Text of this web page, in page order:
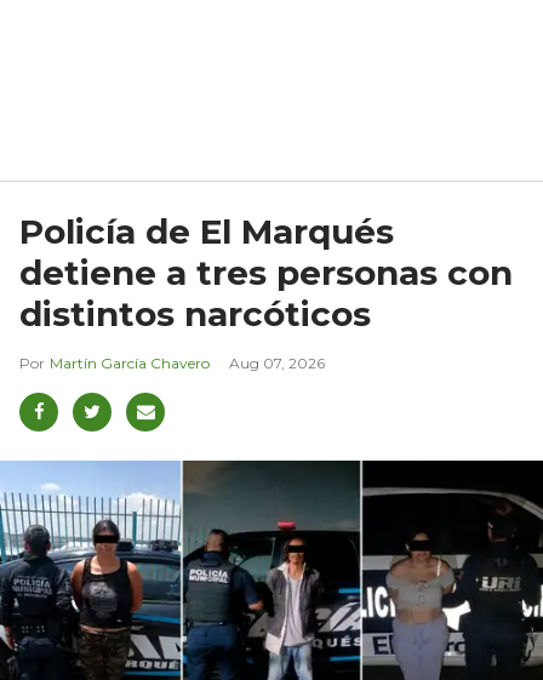
Policía de El Marqués
detiene a tres personas con
distintos narcóticos
Martín García Chavero Aug 07, 2026